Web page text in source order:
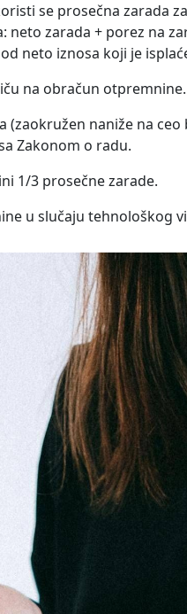
se prosečna zarada
zarada + porez na
neto iznosa koji je
na obračun otpremnine.
naniže na
Zakonom o radu.
1/3 prosečne zarade.
u slučaju tehnološkog